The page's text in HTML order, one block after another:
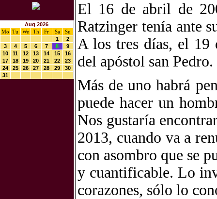
Aug 2026
Mo
Tu We Th Fr Sa
Su
1
2
3
4 5 6 7 8
9
10
11 12 13 14 15
16
17
18 19 20 21 22
23
24
25 26 27 28 29
30
31
El 16 de abril de
Ratzinger tenía ante
A los tres días, el 19
del apóstol san
Más de uno habrá
puede hacer un
Nos gustaría
2013, cuando va a
con asombro que se
y cuantificable. Lo
corazones, sólo lo